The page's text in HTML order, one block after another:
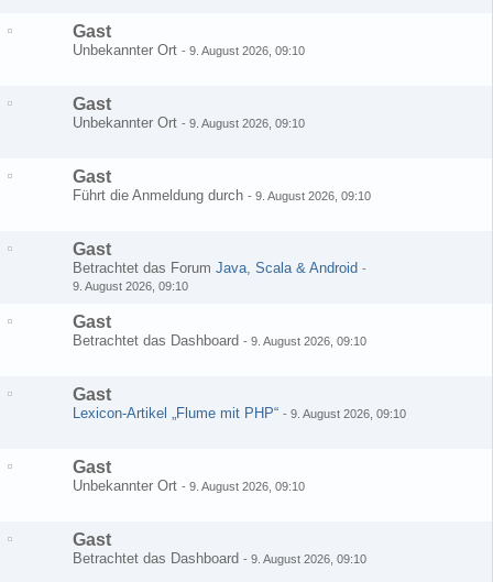
Gast
Unbekannter Ort - 9. August 2026, 09:10
Gast
Unbekannter Ort - 9. August 2026, 09:10
Gast
Führt die Anmeldung durch - 9. August 2026, 09:10
Gast
Betrachtet das Forum Java, Scala & Android -
9. August 2026, 09:10
Gast
Betrachtet das Dashboard - 9. August 2026, 09:10
Gast
Lexicon-Artikel „Flume mit PHP“ - 9. August 2026, 09:10
Gast
Unbekannter Ort - 9. August 2026, 09:10
Gast
Betrachtet das Dashboard - 9. August 2026, 09:10